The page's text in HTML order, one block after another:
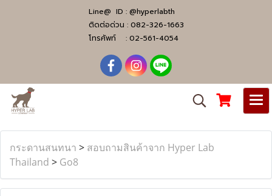
Line@ ID : @hyperlabth
ติดต่อด่วน : 082-326-1663
โทรศัพท์ : 02-561-4054
กระดานสนทนา > สอบถามสินค้าจาก Hyper Lab
Thailand > Go8